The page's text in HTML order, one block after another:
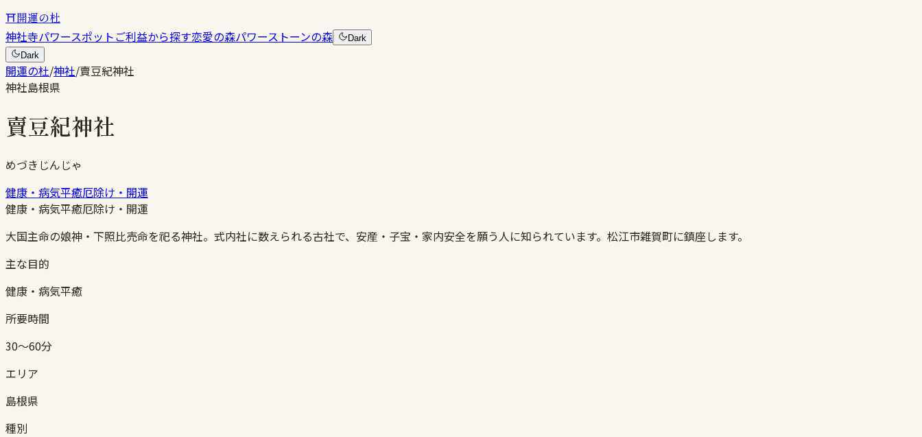
⛩開運の杜
神社寺パワースポットご利益から探す恋愛の森パワーストーンの森
Dark
Dark
開運の杜/神社/賣豆紀神社
神社島根県
賣豆紀神社
めづきじんじゃ
健康・病気平癒厄除け・開運
健康・病気平癒厄除け・開運
大国主命の娘神・下照比売命を祀る神社。式内社に数えられる古社で、安産・子宝・家内安全を願う人に知られています。松江市雑賀町に鎮座します。
主な目的
健康・病気平癒
所要時間
30〜60分
エリア
島根県
種別